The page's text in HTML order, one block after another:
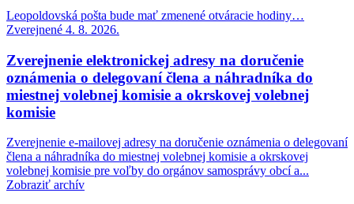
Leopoldovská pošta bude mať zmenené otváracie hodiny…
Zverejnené 4. 8. 2026.
Zverejnenie elektronickej adresy na doručenie
oznámenia o delegovaní člena a náhradníka do
miestnej volebnej komisie a okrskovej volebnej
komisie
Zverejnenie e-mailovej adresy na doručenie oznámenia o delegovaní
člena a náhradníka do miestnej volebnej komisie a okrskovej
volebnej komisie pre voľby do orgánov samosprávy obcí a...
Zobraziť archív